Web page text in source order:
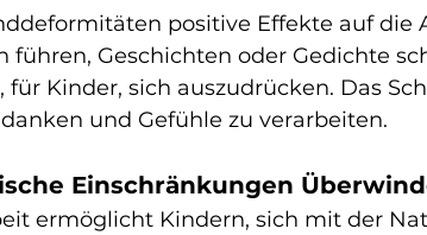
positive Effekte auf die
führen, Geschichten oder Gedichte
für Kinder, sich auszudrücken. Das
und Gefühle zu verarbeiten.
Einschränkungen
ermöglicht Kindern, sich mit der